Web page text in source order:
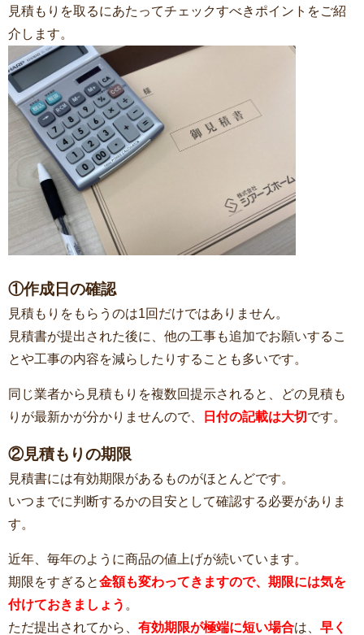
見積もりを取るにあたってチェックすべきポイントをご紹
介します。
①作成日の確認
見積もりをもらうのは1回だけではありません。
見積書が提出された後に、他の工事も追加でお願いするこ
とや工事の内容を減らしたりすることも多いです。
同じ業者から見積もりを複数回提示されると、どの見積も
りが最新かが分かりませんので、
日付の記載は大切です。
②見積もりの期限
見積書には有効期限があるものがほとんどです。
いつまでに判断するかの目安として確認する必要がありま
す。
近年、毎年のように商品の値上げが続いています。
期限をすぎると金額も変わってきますので、期限には気を
付けておきましょう 。
ただ提出されてから、 有効期限が極端に短い場合は、 早く